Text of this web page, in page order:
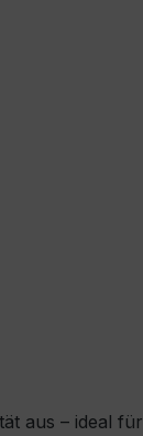
aus – ideal für